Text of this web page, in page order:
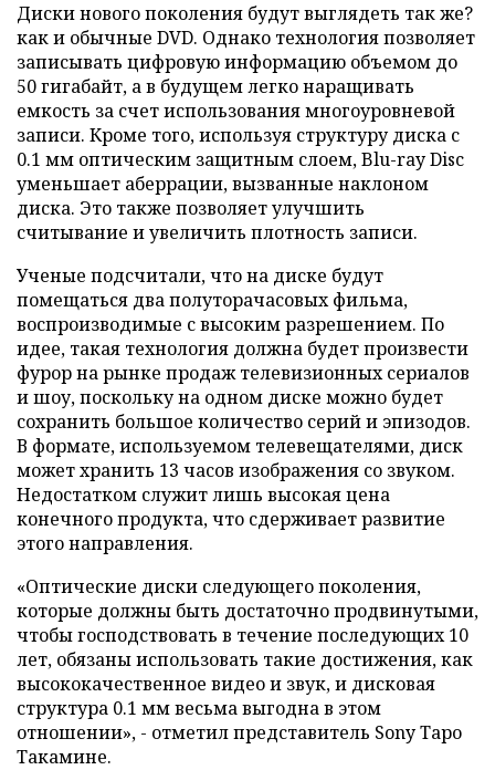
Диски нового поколения будут выглядеть так же?
как и обычные DVD. Однако технология позволяет
записывать цифровую информацию объемом до
50 гигабайт, а в будущем легко наращивать
емкость за счет использования многоуровневой
записи. Кроме того, используя структуру диска с
0.1 мм оптическим защитным слоем, Blu-ray Disc
уменьшает аберрации, вызванные наклоном
диска. Это также позволяет улучшить
считывание и увеличить плотность записи.
Ученые подсчитали, что на диске будут
помещаться два полуторачасовых фильма,
воспроизводимые с высоким разрешением. По
идее, такая технология должна будет произвести
фурор на рынке продаж телевизионных сериалов
и шоу, поскольку на одном диске можно будет
сохранить большое количество серий и эпизодов.
В формате, используемом телевещателями, диск
может хранить 13 часов изображения со звуком.
Недостатком служит лишь высокая цена
конечного продукта, что сдерживает развитие
этого направления.
«Оптические диски следующего поколения,
которые должны быть достаточно продвинутыми,
чтобы господствовать в течение последующих 10
лет, обязаны использовать такие достижения, как
высококачественное видео и звук, и дисковая
структура 0.1 мм весьма выгодна в этом
отношении», - отметил представитель Sony Таро
Такамине.